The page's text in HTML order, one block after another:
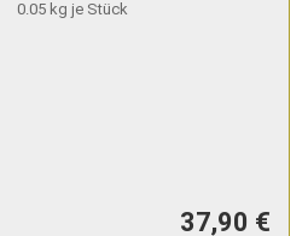
0.05kg je Stück
37,90 €